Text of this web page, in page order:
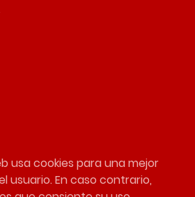
usa cookies para una mejor
usuario. En caso contrario,